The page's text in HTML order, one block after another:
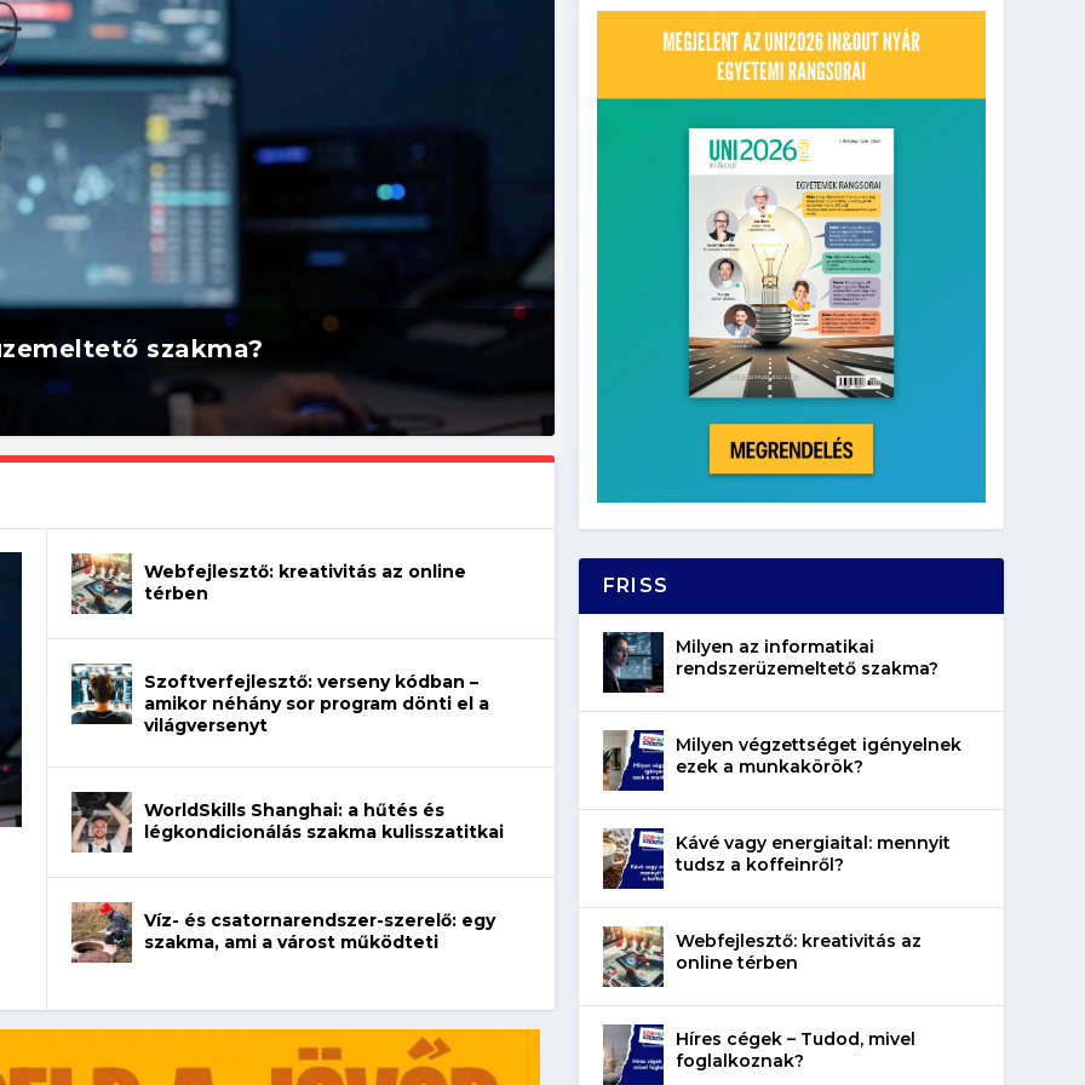
szakma?
a koffeinről?
Így növelheted az esélyedet az
a gépeket?
Tanulj szakmát!
Webfejlesztő: kreativitás az online
térben
Szoftverfejlesztő: verseny kódban –
amikor néhány sor program dönti el a
világversenyt
WorldSkills Shanghai: a hűtés és
légkondicionálás szakma kulisszatitkai
Víz- és csatornarendszer-szerelő: egy
szakma, ami a várost működteti
FRISS
Milyen az informatikai
rendszerüzemeltető szakma?
Milyen végzettséget igényelnek
ezek a munkakörök?
Kávé vagy energiaital: mennyit
tudsz a koffeinről?
Webfejlesztő: kreativitás az
online térben
Híres cégek – Tudod, mivel
foglalkoznak?